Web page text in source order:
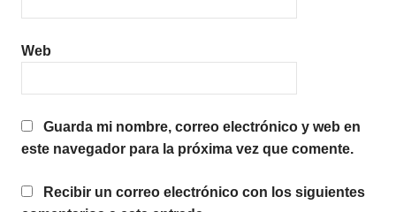
Web
Guarda mi nombre, correo electrónico y web en
este navegador para la próxima vez que comente.
Recibir un correo electrónico con los siguientes